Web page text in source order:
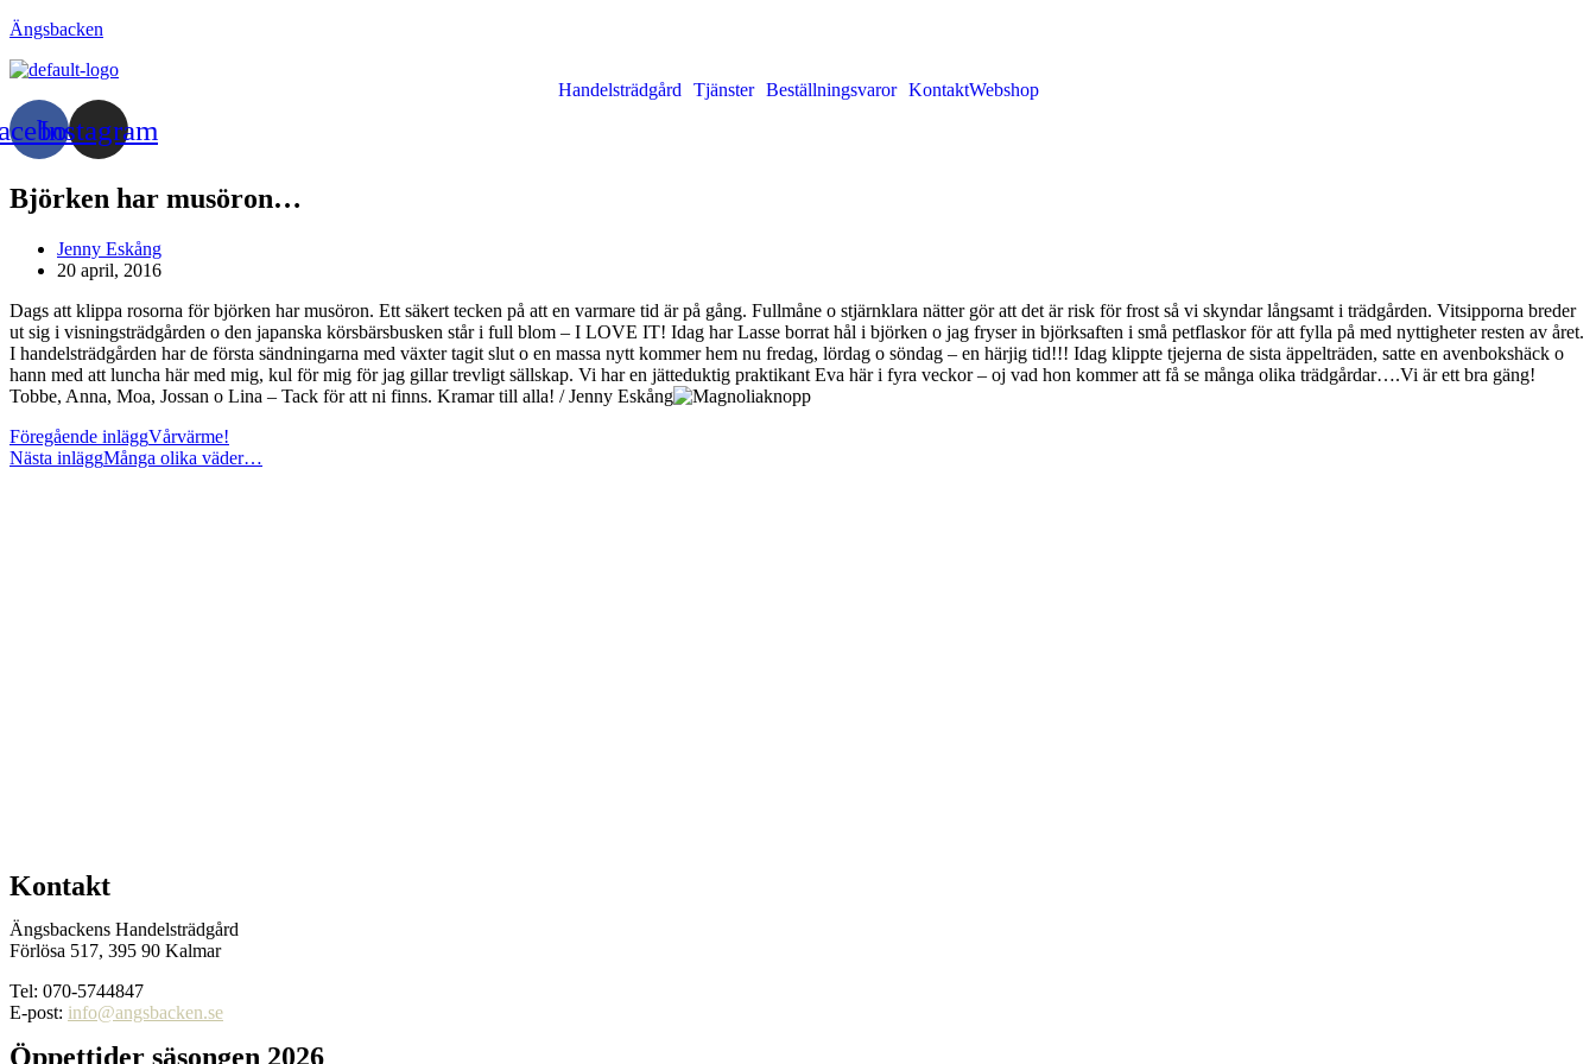
Hoppa
innehållet
Ängsbacken
Handelsträdgård Tjänster Beställningsvaror KontaktWebshop
Instagram
Björken har musöron…
Inläggsförfattare:
Jenny Eskång
Inlägget
20 april, 2016
Dags att klippa rosorna för björken har musöron. Ett säkert tecken på att en varmare tid är på gång. Fullmåne o stjärnklara nätter gör att det är risk för frost så vi skyndar långsamt i trädgården. Vitsipporna breder
ut sig i visningsträdgården o den japanska körsbärsbusken står i full blom – I LOVE IT! Idag har Lasse borrat hål i björken o jag fryser in björksaften i små petflaskor för att fylla på med nyttigheter resten av året.
I handelsträdgården har de första sändningarna med växter tagit slut o en massa nytt kommer hem nu fredag, lördag o söndag – en härjig tid!!! Idag klippte tjejerna de sista äppelträden, satte en avenbokshäck o
hann med att luncha här med mig, kul för mig för jag gillar trevligt sällskap. Vi har en jätteduktig praktikant Eva här i fyra veckor – oj vad hon kommer att få se många olika trädgårdar….Vi är ett bra gäng!
Tobbe, Anna, Moa, Jossan o Lina – Tack för att ni finns. Kramar till alla! / Jenny Eskång
Läs
fler
Föregående inläggVårvärme!
Nästa inläggMånga olika väder…
Kontakt
Ängsbackens Handelsträdgård
Förlösa 517, 395 90 Kalmar
Tel: 070-5744847
E-post: info@angsbacken.se
Öppettider säsongen 2026